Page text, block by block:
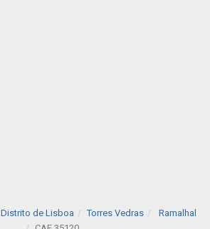
Distrito de Lisboa Torres Vedras
Ramalhal